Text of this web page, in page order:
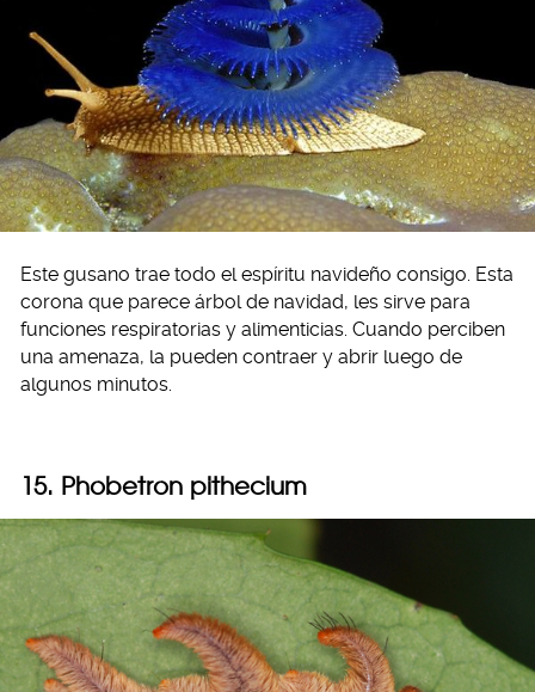
Este gusano trae todo el espíritu navideño consigo. Esta
corona que parece árbol de navidad, les sirve para
funciones respiratorias y alimenticias. Cuando perciben
una amenaza, la pueden contraer y abrir luego de
algunos minutos.
15. Phobetron pithecium